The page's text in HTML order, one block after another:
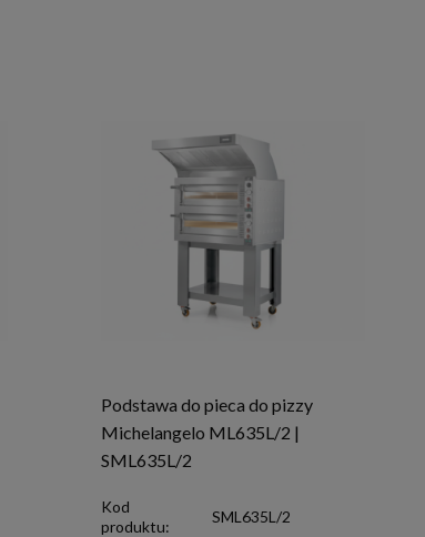
Podstawa do pieca do pizzy
Michelangelo ML635L/2 |
SML635L/2
Kod
produktu:
SML635L/2